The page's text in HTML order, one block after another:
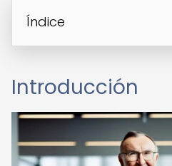
Índice
Introducción